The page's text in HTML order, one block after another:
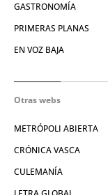
GASTRONOMÍA
PRIMERAS PLANAS
EN VOZ BAJA
Otras webs
METRÓPOLI ABIERTA
CRÓNICA VASCA
CULEMANÍA